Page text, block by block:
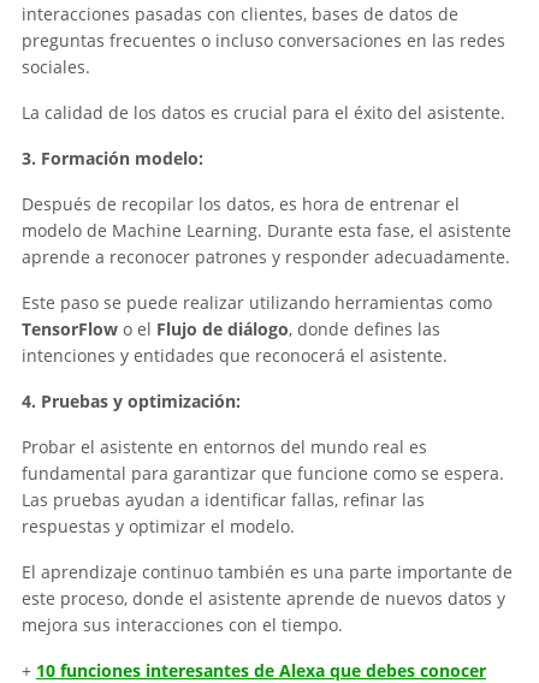
interacciones pasadas con clientes, bases de datos de
preguntas frecuentes o incluso conversaciones en las redes
sociales.
La calidad de los datos es crucial para el éxito del asistente.
3. Formación modelo:
Después de recopilar los datos, es hora de entrenar el
modelo de Machine Learning. Durante esta fase, el asistente
aprende a reconocer patrones y responder adecuadamente.
Este paso se puede realizar utilizando herramientas como
TensorFlow o el Flujo de diálogo, donde defines las
intenciones y entidades que reconocerá el asistente.
4. Pruebas y optimización:
Probar el asistente en entornos del mundo real es
fundamental para garantizar que funcione como se espera.
Las pruebas ayudan a identificar fallas, refinar las
respuestas y optimizar el modelo.
El aprendizaje continuo también es una parte importante de
este proceso, donde el asistente aprende de nuevos datos y
mejora sus interacciones con el tiempo.
+ 10 funciones interesantes de Alexa que debes conocer